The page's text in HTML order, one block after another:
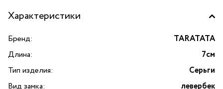
Характеристики
Бренд:
TARATATA
Длина:
7см
Тип изделия:
Серьги
Вид замка:
левербек